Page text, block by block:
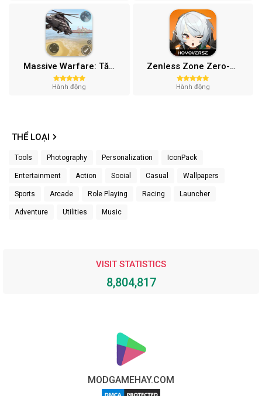
Massive Warfare: Tăng chiến Mod APK v1.81.432
Hành động
Zenless Zone Zero-Gamota Mod APK 1.0.0
Hành động
THỂ LOẠI
Tools Photography Personalization IconPack
Entertainment Action Social Casual Wallpapers
Sports Arcade Role Playing Racing Launcher
Adventure Utilities Music
VISIT STATISTICS
8,804,817
MODGAMEHAY.COM